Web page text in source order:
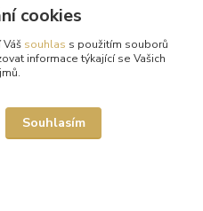
cookies
souhlas s použitím souborů
informace týkající se Vašich
Souhlasím